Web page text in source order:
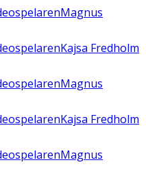
Magnus
Kajsa Fredholm
Magnus
Kajsa Fredholm
Magnus